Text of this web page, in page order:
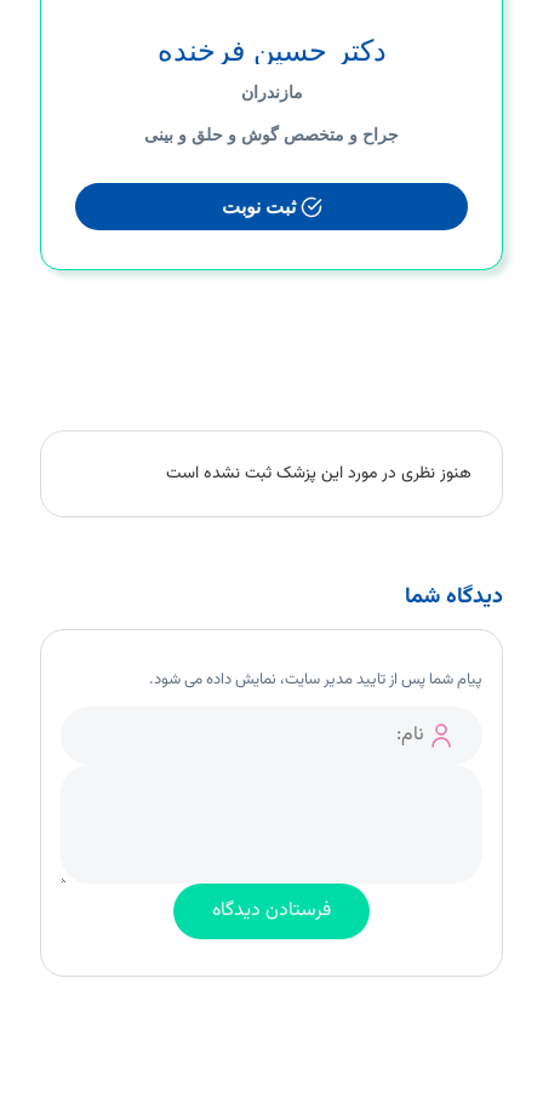
دکتر حسین فرخنده
مازندران
جراح و متخصص گوش و حلق و بینی
ثبت نوبت
هنوز نظری در مورد این پزشک ثبت نشده است
دیدگاه شما
پیام شما پس از تایید مدیر سایت، نمایش داده می شود.